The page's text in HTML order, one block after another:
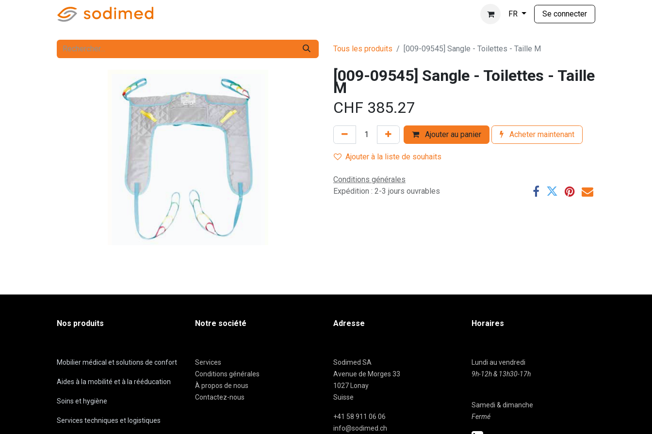
FR Se connecter
Tous les produits [009-09545] Sangle - Toilettes - Taille M
[009-09545] Sangle - Toilettes - Taille
M
CHF 385.27
Ajouter au panier Acheter maintenant
Ajouter à la liste de souhaits
Conditions générales
Expédition : 2-3 jours ouvrables
Nos produits
Mobilier médical et solutions de confort
Aides à la mobilité et à la rééducation
Soins et hygiène
Services techniques et logistiques
Notre société
Services
Conditions générales
À propos de nous
Contactez-nous
Adresse
Sodimed SA
Avenue de Morges 33
1027 Lonay
Suisse
+41 58 911 06 06
info@sodimed.ch
Horaires
Lundi au vendredi
9h-12h & 13h30-17h
Samedi & dimanche
Fermé